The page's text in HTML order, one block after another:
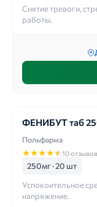
Снятие тревоги,
работы.
ФЕНИБУТ таб
Польфарма
★★★★★10 отзывов
250мг · 20 шт
Успокоительное
напряжение.